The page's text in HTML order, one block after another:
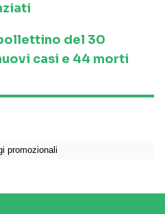
del 30
casi e 44 morti